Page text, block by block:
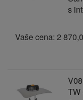
s
Vaše cena: 2
TW